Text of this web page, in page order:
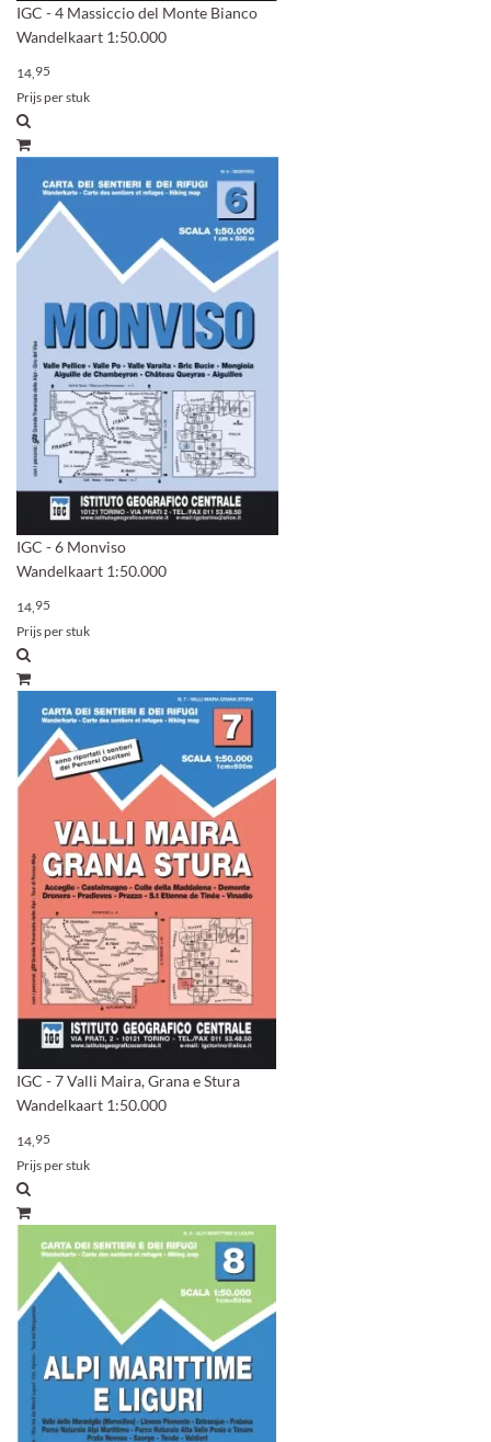
IGC - 4 Massiccio del Monte Bianco
Wandelkaart 1:50.000
14,95
Prijs per stuk
IGC - 6 Monviso
Wandelkaart 1:50.000
14,95
Prijs per stuk
IGC - 7 Valli Maira, Grana e Stura
Wandelkaart 1:50.000
14,95
Prijs per stuk